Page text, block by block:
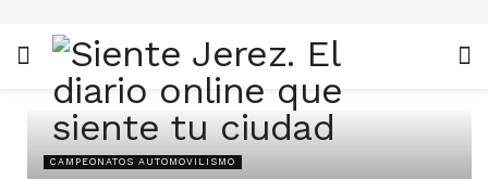
CAMPEONATOS AUTOMOVILISMO